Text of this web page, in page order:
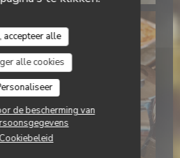
accepteer alle
alle cookies
de bescherming van
Cookiebeleid